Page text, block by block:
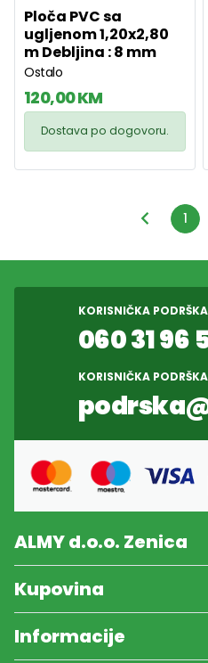
Ploča PVC sa
ugljenom 1,20x2,80
m Debljina : 8 mm
Ostalo
120,00 KM
Dostava po dogovoru.
1
KORISNIČKA PODRŠKA
060 31 96
KORISNIČKA PODRŠKA
ALMY d.o.o. Zenica
Kupovina
Informacije